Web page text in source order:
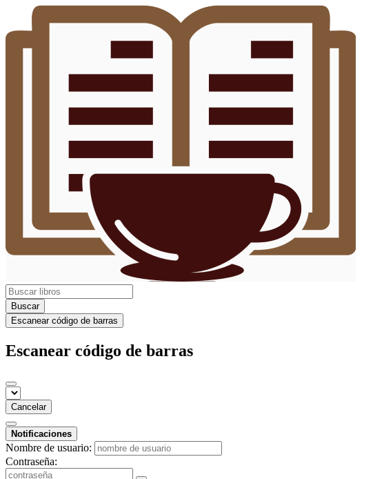
Buscar
Escanear código de barras
Escanear código de barras
Cancelar
Notificaciones
Nombre de usuario:
Contraseña: